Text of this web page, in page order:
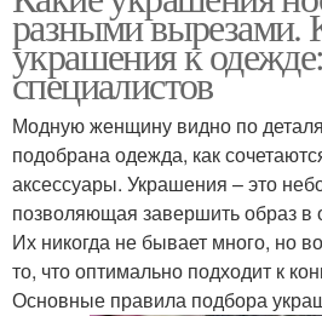
разными вырезами.
украшения к
специалистов
Модную женщину видно по
подобрана одежда, как
аксессуары. Украшения – это
позволяющая завершить образ в
Их никогда не бывает много, но
то, что оптимально подходит к
Основные правила подбора